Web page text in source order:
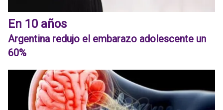
En 10 años
Argentina redujo el embarazo adolescente un
60%